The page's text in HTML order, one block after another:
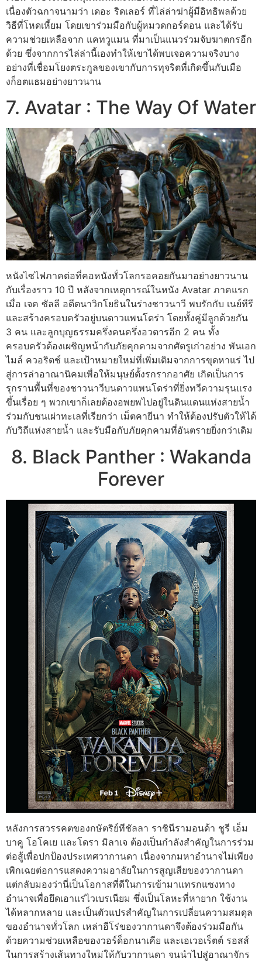
เนื่องตัวฉกาจนามว่า เดอะ ริดเลอร์ ที่ไล่ล่าฆ่าผู้มีอิทธิพลด้วย
วิธีที่โหดเหี้ยม โดยเขาร่วมมือกับผู้หมวดกอร์ดอน และได้รับ
ความช่วยเหลือจาก แคทวูแมน ที่มาเป็นแนวร่วมจับฆาตกรอีก
ด้วย ซึ่งจากการไล่ล่านี้เองทำให้เขาได้พบเจอความจริงบาง
อย่างที่เชื่อมโยงตระกูลของเขากับการทุจริตที่เกิดขึ้นกับเมือ
งก็อตแธมอย่างยาวนาน
7. Avatar : The Way Of Water
หนังไซไฟภาคต่อที่คอหนังทั่วโลกรอคอยกันมาอย่างยาวนาน
กับเรื่องราว 10 ปี หลังจากเหตุการณ์ในหนัง Avatar ภาคแรก
เมื่อ เจค ซัลลี อดีตนาวิกโยธินในร่างชาวนาวี พบรักกับ เนย์ทีรี
และสร้างครอบครัวอยู่บนดาวแพนโดร่า โดยทั้งคู่มีลูกด้วยกัน
3 คน และลูกบุญธรรมครึ่งคนครึ่งอวตารอีก 2 คน ทั้ง
ครอบครัวต้องเผชิญหน้ากับภัยคุกคามจากศัตรูเก่าอย่าง พันเอก
ไมล์ ควอริตช์ และเป้าหมายใหม่ที่เพิ่มเติมจากการขุดหาแร่ ไป
สู่การล่าอาณานิคมเพื่อให้มนุษย์ตั้งรกรากอาศัย เกิดเป็นการ
รุกรานพื้นที่ของชาวนาวีบนดาวแพนโดร่าที่ยิ่งทวีความรุนแรง
ขึ้นเรื่อย ๆ พวกเขาก็เลยต้องอพยพไปอยู่ในดินแดนแห่งสายน้ำ
ร่วมกับชนเผ่าทะเลที่เรียกว่า เม็ตคายีนา ทำให้ต้องปรับตัวให้ได้
กับวิถีแห่งสายน้ำ และรับมือกับภัยคุกคามที่อันตรายยิ่งกว่าเดิม
8. Black Panther : Wakanda
Forever
หลังการสวรรคตของกษัตริย์ทีชัลลา ราชินีรามอนด้า ชูรี เอ็ม
บาคู โอโคเย และโดรา มิลาเจ ต้องเป็นกำลังสำคัญในการร่วม
ต่อสู้เพื่อปกป้องประเทศวากานดา เนื่องจากมหาอำนาจไม่เพียง
เพิกเฉยต่อการแสดงความอาลัยในการสูญเสียของวากานดา
แต่กลับมองว่านี่เป็นโอกาสที่ดีในการเข้ามาแทรกแซงทาง
อำนาจเพื่อยึดเอาแร่ไวเบรเนียม ซึ่งเป็นโลหะที่หายาก ใช้งาน
ได้หลากหลาย และเป็นตัวแปรสำคัญในการเปลี่ยนความสมดุล
ของอำนาจทั่วโลก เหล่าฮีโร่ของวากานดาจึงต้องร่วมมือกัน
ด้วยความช่วยเหลือของวอร์ด็อกนาเคีย และเอเวอเร็ตต์ รอสส์
ในการสร้างเส้นทางใหม่ให้กับวากานดา จนนำไปสู่อาณาจักร